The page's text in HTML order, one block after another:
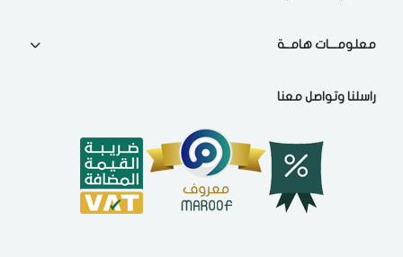
معلومـــات هامــة
راسلنا وتواصل معنا
لقد قرأت ووافقت على
فى حالة تغيير المدينة قد تفقد بعض او كل المنتجات التي تم اضافتها للسلة
مؤخرا